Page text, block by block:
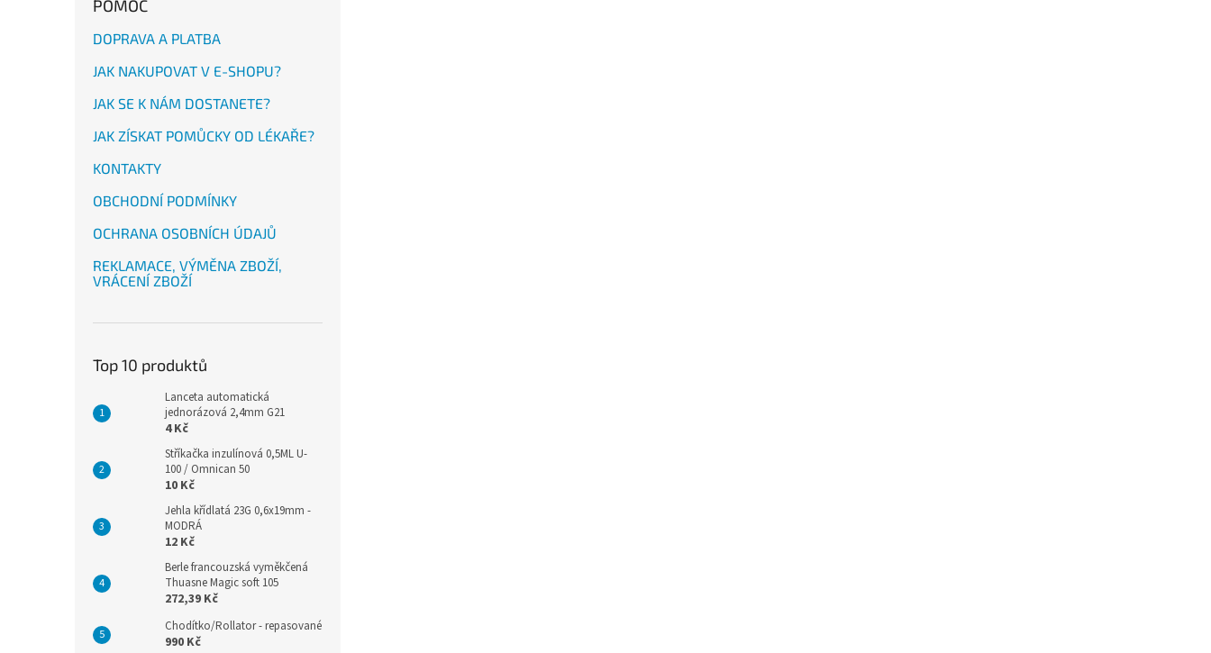
POMOC
DOPRAVA A PLATBA
JAK NAKUPOVAT V E-SHOPU?
JAK SE K NÁM DOSTANETE?
JAK ZÍSKAT POMŮCKY OD LÉKAŘE?
KONTAKTY
OBCHODNÍ PODMÍNKY
OCHRANA OSOBNÍCH ÚDAJŮ
REKLAMACE, VÝMĚNA ZBOŽÍ,
VRÁCENÍ ZBOŽÍ
Top 10 produktů
Lanceta automatická
jednorázová 2,4mm G21
4 Kč
Stříkačka inzulínová 0,5ML U-
100 / Omnican 50
10 Kč
Jehla křídlatá 23G 0,6x19mm -
MODRÁ
12 Kč
Berle francouzská vyměkčená
Thuasne Magic soft 105
272,39 Kč
Chodítko/Rollator - repasované
990 Kč